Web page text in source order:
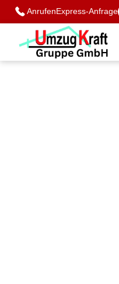
Anrufen Express-Anfrage